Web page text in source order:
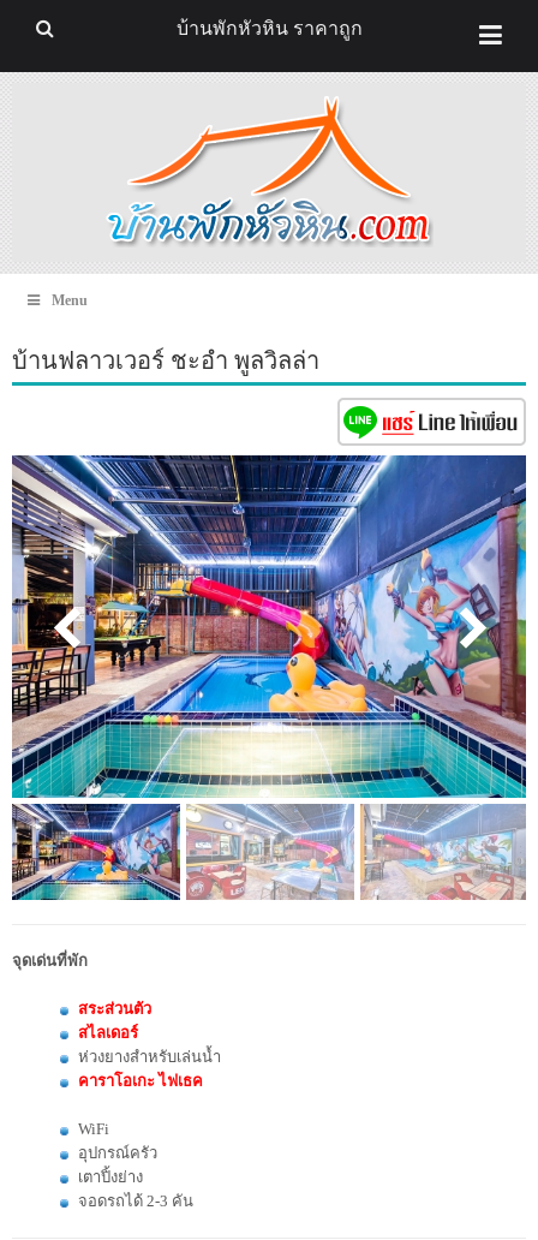
Menu
บ้านฟลาวเวอร์ ชะอำ พูลวิลล่า
จุดเด่นที่พัก
สระส่วนตัว
สไลเดอร์
ห่วงยางสำหรับเล่นน้ำ
คาราโอเกะ ไฟเธค
WiFi
อุปกรณ์ครัว
เตาปิ้งย่าง
จอดรถได้ 2-3 คัน
บ้านพักหัวหิน ราคาถูก